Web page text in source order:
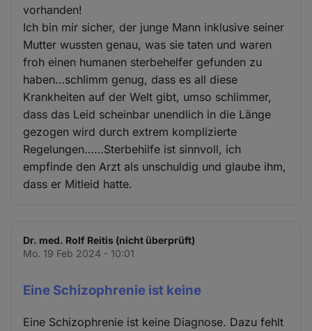
vorhanden!
Ich bin mir sicher, der junge Mann inklusive seiner
Mutter wussten genau, was sie taten und waren
froh einen humanen sterbehelfer gefunden zu
haben…schlimm genug, dass es all diese
Krankheiten auf der Welt gibt, umso schlimmer,
dass das Leid scheinbar unendlich in die Länge
gezogen wird durch extrem komplizierte
Regelungen……Sterbehilfe ist sinnvoll, ich
empfinde den Arzt als unschuldig und glaube ihm,
dass er Mitleid hatte.
Dr. med. Rolf Reitis (nicht überprüft)
Mo. 19 Feb 2024 - 10:01
Eine Schizophrenie ist keine
Eine Schizophrenie ist keine Diagnose. Dazu fehlt